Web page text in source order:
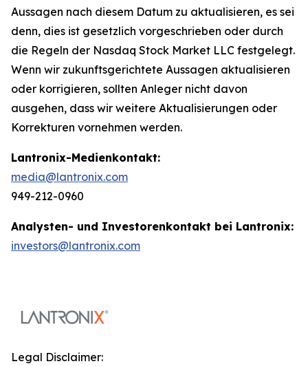
Aussagen nach diesem Datum zu aktualisieren, es sei
denn, dies ist gesetzlich vorgeschrieben oder durch
die Regeln der Nasdaq Stock Market LLC festgelegt.
Wenn wir zukunftsgerichtete Aussagen aktualisieren
oder korrigieren, sollten Anleger nicht davon
ausgehen, dass wir weitere Aktualisierungen oder
Korrekturen vornehmen werden.
Lantronix-Medienkontakt:
media@lantronix.com
949-212-0960
Analysten- und Investorenkontakt bei Lantronix:
investors@lantronix.com
Legal Disclaimer: